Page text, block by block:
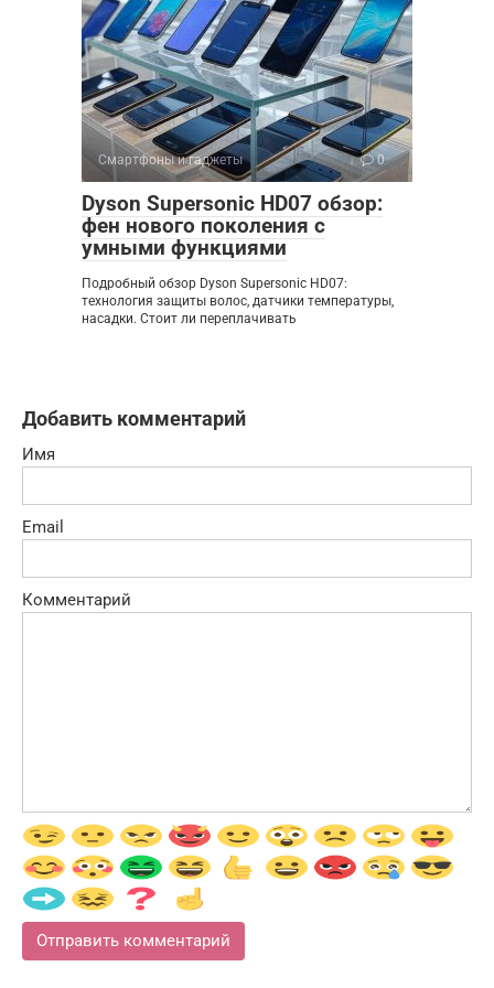
Смартфоны и гаджеты 0
Dyson Supersonic HD07 обзор:
фен нового поколения с
умными функциями
Подробный обзор Dyson Supersonic HD07:
технология защиты волос, датчики температуры,
насадки. Стоит ли переплачивать
Добавить комментарий
Имя
Email
Комментарий